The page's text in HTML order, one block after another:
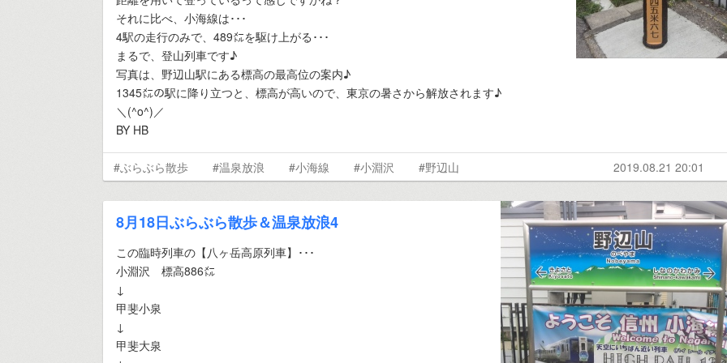
それに比べ、小海線は･･･
4駅の走行のみで、489㍍を駆け上がる･･･
まるで、登山列車です♪
写真は、野辺山駅にある標高の最高位の案内♪
1345㍍の駅に降り立つと、標高が高いので、東京の暑さから解放されます♪
＼(^o^)／
BY HB
#ぶらぶら散歩 #温泉放浪 #小海線 #小淵沢 #野辺山 2019.08.21 20:01
8月18日ぶらぶら散歩＆温泉放浪4
この臨時列車の【八ヶ岳高原列車】･･･
小淵沢 標高886㍍
↓
甲斐小泉
↓
甲斐大泉